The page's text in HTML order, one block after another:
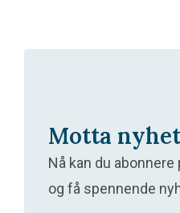
Motta
Nå kan du
og få spennende